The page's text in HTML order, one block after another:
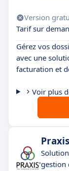
Version
Tarif sur
Gérez vos
avec une
facturation et
Voir plus
gestion